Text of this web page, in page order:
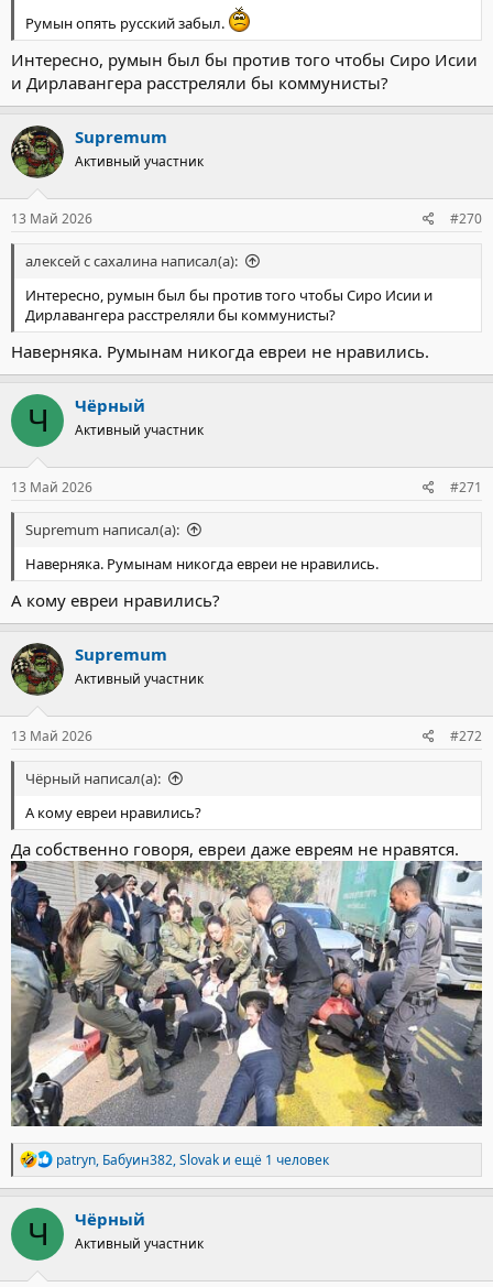
Румын опять русский забыл.
Интересно, румын был бы против того чтобы Сиро Исии
и Дирлавангера расстреляли бы коммунисты?
Supremum
Активный участник
13 Май 2026 #270
алексей с сахалина написал(а):
Интересно, румын был бы против того чтобы Сиро Исии и
Дирлавангера расстреляли бы коммунисты?
Наверняка. Румынам никогда евреи не нравились.
Ч Чёрный
Активный участник
13 Май 2026 #271
Supremum написал(а):
Наверняка. Румынам никогда евреи не нравились.
А кому евреи нравились?
Supremum
Активный участник
13 Май 2026 #272
Чёрный написал(а):
А кому евреи нравились?
Да собственно говоря, евреи даже евреям не нравятся.
Р
е
а
к
ц
и
:
patryn, Бабуин382,Slovak и ещё 1 человек
Ч Чёрный
Активный участник